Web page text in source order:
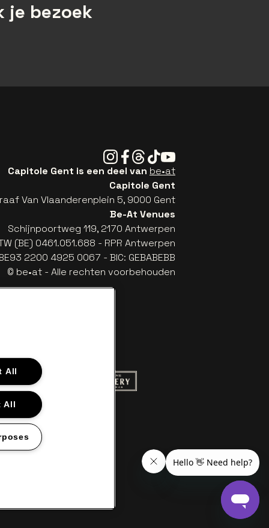
je bezoek
Instagram
Facebook
Threads
TiktokYoutube
Capitole Gent is een deel van be•at
Capitole Gent
Van Vlaanderenplein 5, 9000 Gent
Be-At Venues
Schijnpoortweg 119, 2170 Antwerpen
(BE) 0461.051.688 - RPR Antwerpen
2200 4925 0067 - BIC: GEBABEBB
© be•at - Alle rechten voorbehouden
van Red Bull
de website van Het logo van Aperol
in off-white
van Croky
de website van Nieuwsblad
naar de website van Lotto
All
All